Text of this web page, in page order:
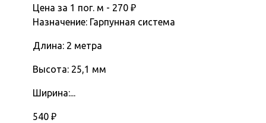
Цена за 1 пог. м - 270 ₽
Назначение: Гарпунная система
Длина: 2 метра
Высота: 25,1 мм
Ширина:...
540 ₽